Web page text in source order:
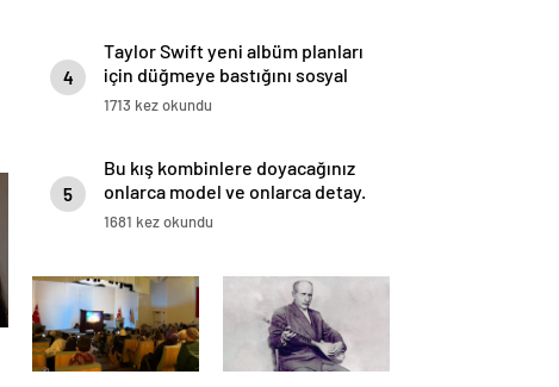
4
Taylor Swift yeni albüm planları
için düğmeye bastığını sosyal
medyadan duyurdu!
1713 kez okundu
5
Bu kış kombinlere doyacağınız
onlarca model ve onlarca detay.
1681 kez okundu